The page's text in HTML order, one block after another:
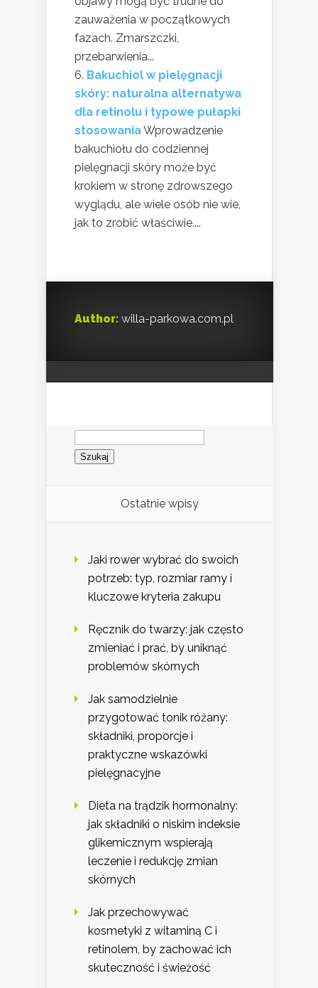
zauważenia w początkowych
fazach. Zmarszczki,
przebarwienia...
Bakuchiol w pielęgnacji
skóry: naturalna alternatywa
dla retinolu i typowe pułapki
stosowaniaWprowadzenie
bakuchiołu do codziennej
pielęgnacji skóry może być
krokiem w stronę zdrowszego
wyglądu, ale wiele osób nie wie,
jak to zrobić właściwie....
Author: willa-parkowa.com.pl
Szukaj:
Ostatnie wpisy
Jaki rower wybrać do swoich
potrzeb: typ, rozmiar ramy i
kluczowe kryteria zakupu
Ręcznik do twarzy: jak często
zmieniać i prać, by uniknąć
problemów skórnych
Jak samodzielnie
przygotować tonik różany:
składniki, proporcje i
praktyczne wskazówki
pielęgnacyjne
Dieta na trądzik hormonalny:
jak składniki o niskim indeksie
glikemicznym wspierają
leczenie i redukcję zmian
skórnych
Jak przechowywać
kosmetyki z witaminą C i
retinolem, by zachować ich
skuteczność i świeżość